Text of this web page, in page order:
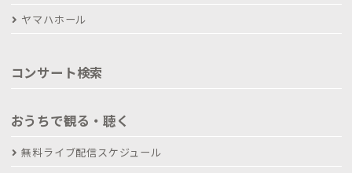
ヤマハホール
コンサート検索
おうちで観る・聴く
無料ライブ配信スケジュール